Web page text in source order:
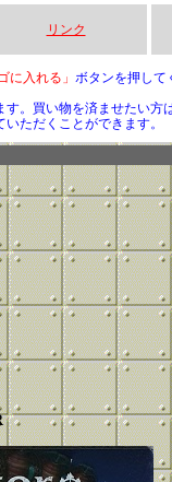
リンク
に入れる」 ボタンを押して
。買い物を済ませたい
ただくことができます。